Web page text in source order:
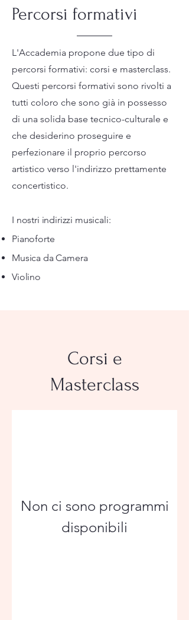
Percorsi formativi
L'Accademia propone due tipo di
percorsi formativi: corsi e masterclass.
Questi percorsi formativi sono rivolti a
tutti coloro che sono già in possesso
di una solida base tecnico-culturale e
che desiderino proseguire e
perfezionare il proprio percorso
artistico verso l'indirizzo prettamente
concertistico.
I nostri indirizzi musicali:
Pianoforte
Musica da Camera
Violino
Corsi e
Masterclass
Non ci sono programmi
disponibili